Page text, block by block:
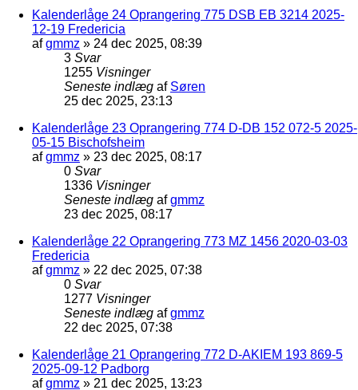
Kalenderlåge 24 Oprangering 775 DSB EB 3214 2025-
12-19 Fredericia
afgmmz » 24 dec 2025, 08:39
3 Svar
1255 Visninger
Seneste indlæg af Søren
25 dec 2025, 23:13
Kalenderlåge 23 Oprangering 774 D-DB 152 072-5 2025-
05-15 Bischofsheim
afgmmz » 23 dec 2025, 08:17
0 Svar
1336 Visninger
Seneste indlæg afgmmz
23 dec 2025, 08:17
Kalenderlåge 22 Oprangering 773 MZ 1456 2020-03-03
Fredericia
afgmmz » 22 dec 2025, 07:38
0 Svar
1277 Visninger
Seneste indlæg afgmmz
22 dec 2025, 07:38
Kalenderlåge 21 Oprangering 772 D-AKIEM 193 869-5
2025-09-12 Padborg
afgmmz » 21 dec 2025, 13:23